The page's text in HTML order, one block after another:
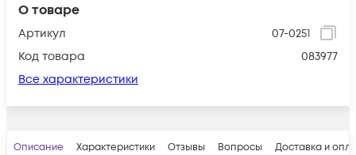
О товаре
Артикул
07-0251
Код товара
083977
Все характеристики
Описание Характеристики Отзывы Вопросы Доставка и